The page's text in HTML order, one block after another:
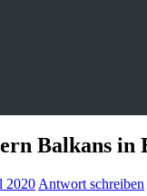
Balkans in
2020 Antwort schreiben